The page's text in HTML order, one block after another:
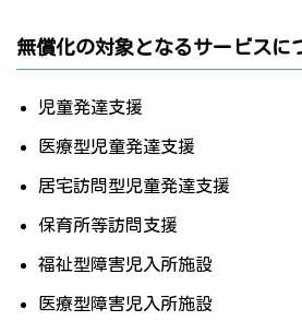
無償化の対象となるサービスに
児童発達支援
医療型児童発達支援
居宅訪問型児童発達支援
保育所等訪問支援
福祉型障害児入所施設
医療型障害児入所施設